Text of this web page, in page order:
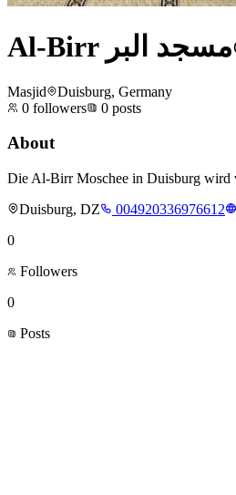
Al-Birr مسجد البر
Masjid
Duisburg, Germany
0 followers 0 posts
About
Die Al-Birr Moschee in Duisburg wird
Duisburg, DZ
004920336976612
0
Followers
0
Posts